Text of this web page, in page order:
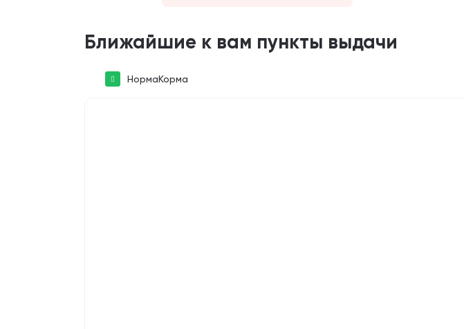
Ближайшие к вам пункты выдачи
НормаКорма